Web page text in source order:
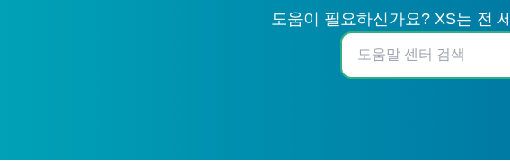
도움이 필요하신가요? XS는 전